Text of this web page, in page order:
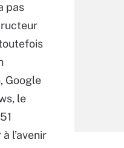
pas
Google
le
l’avenir